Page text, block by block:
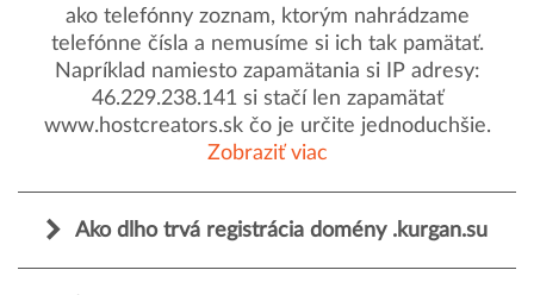
ako telefónny zoznam, ktorým nahrádzame
telefónne čísla a nemusíme si ich tak pamätať.
Napríklad namiesto zapamätania si IP adresy:
46.229.238.141 si stačí len zapamätať
www.hostcreators.sk čo je určite jednoduchšie.
Zobraziť viac
Ako dlho trvá registrácia domény .kurgan.su